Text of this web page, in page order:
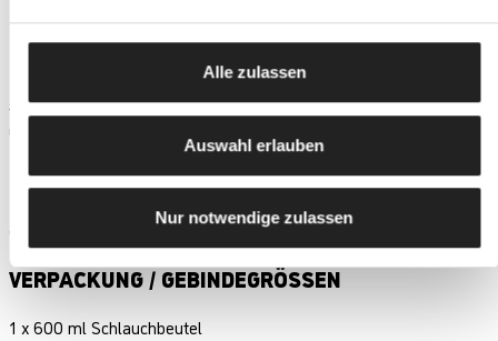
Alle zulassen
Auswahl erlauben
Nur notwendige zulassen
LAGERUNG
Die Haltbarkeit beträgt 12 Monate bei frost- und
sonnengeschützter Lagerung und bei Temperaturen zwischen +5
und +20°C.
DICHTE
VERPACKUNG / GEBINDEGRÖSSEN
1 x 600 ml Schlauchbeutel